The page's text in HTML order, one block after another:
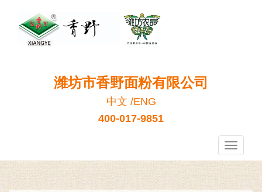
潍坊市香野面粉有限公司
中文 /ENG
400-017-9851
香
野